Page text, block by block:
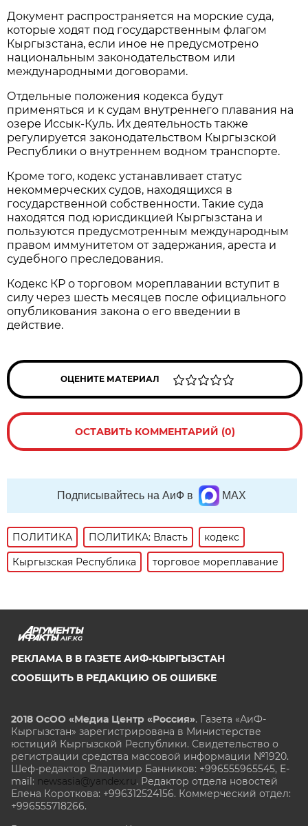
Документ распространяется на морские суда,
которые ходят под государственным флагом
Кыргызстана, если иное не предусмотрено
национальным законодательством или
международными договорами.
Отдельные положения кодекса будут
применяться и к судам внутреннего плавания на
озере Иссык-Куль. Их деятельность также
регулируется законодательством Кыргызской
Республики о внутреннем водном транспорте.
Кроме того, кодекс устанавливает статус
некоммерческих судов, находящихся в
государственной собственности. Такие суда
находятся под юрисдикцией Кыргызстана и
пользуются предусмотренным международным
правом иммунитетом от задержания, ареста и
судебного преследования.
Кодекс КР о торговом мореплавании вступит в
силу через шесть месяцев после официального
опубликования закона о его введении в
действие.
ОЦЕНИТЕ МАТЕРИАЛ
ОСТАВИТЬ КОММЕНТАРИЙ (0)
Подписывайтесь на АиФ в MAX
ПОЛИТИКА ПОЛИТИКА: Власть
кодекс
Кыргызская Республика
торговое мореплавание
AIF.KG
РЕКЛАМА В В ГАЗЕТЕ АИФ-КЫРГЫЗСТАН
СООБЩИТЬ В РЕДАКЦИЮ ОБ ОШИБКЕ
2018 ОсОО «Медиа Центр «Россия». Газета «АиФ-
Кыргызстан» зарегистрирована в Министерстве
юстиций Кыргызской Республики. Свидетельство о
регистрации средства массовой информации №1920.
Шеф-редактор Владимир Банников: +996555965545, E-
mail: newsasia@yandex.ru. Редактор отдела новостей
Елена Короткова: +996312524156. Коммерческий отдел:
+996555718266.